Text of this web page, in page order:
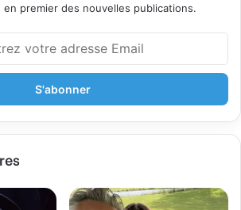
en premier des nouvelles publications.